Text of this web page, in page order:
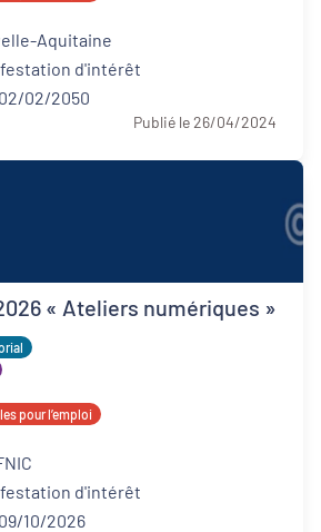
Aquitaine
d'intérêt
02/2050
Publié le 26/04/2024
« Ateliers numériques »
pour l’emploi
d'intérêt
10/2026